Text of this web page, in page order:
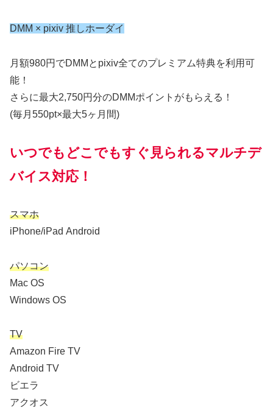
DMM × pixiv 推しホーダイ
月額980円でDMMとpixiv全てのプレミアム特典を利用可
能！
さらに最大2,750円分のDMMポイントがもらえる！
(毎月550pt×最大5ヶ月間)
いつでもどこでもすぐ見られるマルチデ
バイス対応！
スマホ
iPhone/iPad Android
パソコン
Mac OS
Windows OS
TV
Amazon Fire TV
Android TV
ビエラ
アクオス